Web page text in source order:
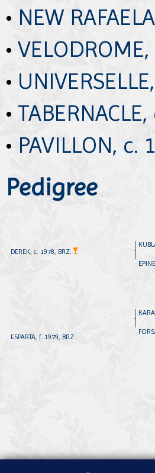
• NEW
•
•
•
• PAVILLON, c.
Pedigree
DEREK, c. 1978, BRZ.
ESPARTA, f. 1979, BRZ.